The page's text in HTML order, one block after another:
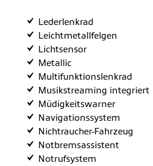
Lederlenkrad
Leichtmetallfelgen
Lichtsensor
Metallic
Multifunktionslenkrad
Musikstreaming integriert
Müdigkeitswarner
Navigationssystem
Nichtraucher-Fahrzeug
Notbremsassistent
Notrufsystem